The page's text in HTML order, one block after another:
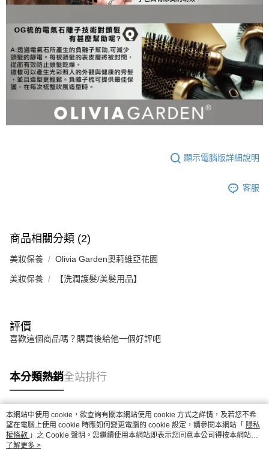
顯示電腦版詳細說明
客服
商品相關分類 (2)
美妝保養 Olivia Garden奧莉維亞花園
美妝保養 【洗潤護髮/美髮用品】
評價
喜歡這個商品嗎？購買後給他一個好評吧
本分類熱銷全站排行
熱門標籤
本網站中使用 cookie，欲查詢有關本網站使用 cookie 方式之詳情，及若您不希
望在電腦上使用 cookie 時應如何變更電腦的 cookie 設定，請參閱本網站「 隱私
權條款 」之 Cookie 聲明。您繼續使用本網站即表示您同意本公司得按本網站使
用條款之 Cookie 聲明使用 cookie。
了解更多 >